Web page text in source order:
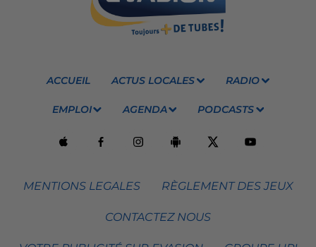
ACCUEIL ACTUS LOCALES RADIO
EMPLOI AGENDA PODCASTS
MENTIONS LEGALES RÈGLEMENT DES JEUX
CONTACTEZ NOUS